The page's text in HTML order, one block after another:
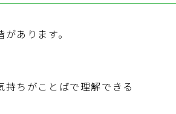
あります。
ちがことばで理解できる